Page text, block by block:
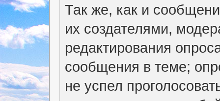
Так же, как и
их создателями,
редактирования
сообщения в теме;
не успел